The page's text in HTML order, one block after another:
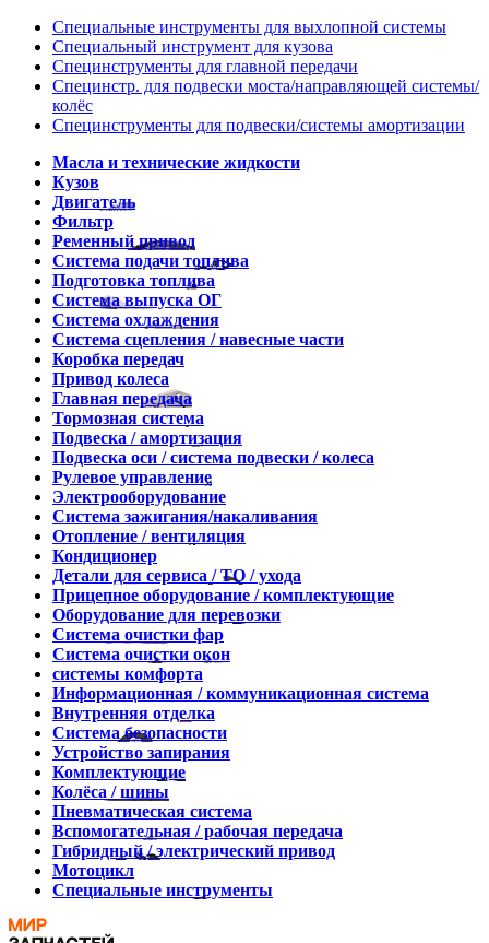
Специальные инструменты для выхлопной системы
Специальный инструмент для кузова
Специнструменты для главной передачи
Специнстр. для подвески моста/направляющей системы/
колёс
Специнструменты для подвески/системы амортизации
Масла и технические жидкости
Кузов
Двигатель
Фильтр
Ременный привод
Система подачи топлива
Подготовка топлива
Система выпуска ОГ
Система охлаждения
Система сцепления / навесные части
Коробка передач
Привод колеса
Главная передача
Тормозная система
Подвеска / амортизация
Подвеска оси / система подвески / колеса
Рулевое управление
Электрооборудование
Система зажигания/накаливания
Отопление / вентиляция
Кондиционер
Детали для сервиса / ТО / ухода
Прицепное оборудование / комплектующие
Оборудование для перевозки
Система очистки фар
Система очистки окон
системы комфорта
Информационная / коммуникационная система
Внутренняя отделка
Система безопасности
Устройство запирания
Комплектующие
Колёса / шины
Пневматическая система
Вспомогательная / рабочая передача
Гибридный / электрический привод
Мотоцикл
Специальные инструменты